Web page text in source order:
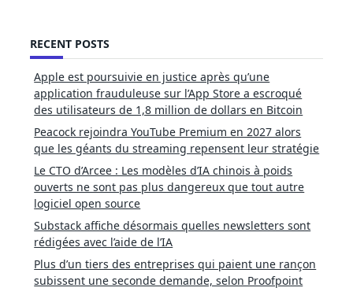
RECENT POSTS
Apple est poursuivie en justice après qu’une
application frauduleuse sur l’App Store a escroqué
des utilisateurs de 1,8 million de dollars en Bitcoin
Peacock rejoindra YouTube Premium en 2027 alors
que les géants du streaming repensent leur stratégie
Le CTO d’Arcee : Les modèles d’IA chinois à poids
ouverts ne sont pas plus dangereux que tout autre
logiciel open source
Substack affiche désormais quelles newsletters sont
rédigées avec l’aide de l’IA
Plus d’un tiers des entreprises qui paient une rançon
subissent une seconde demande, selon Proofpoint